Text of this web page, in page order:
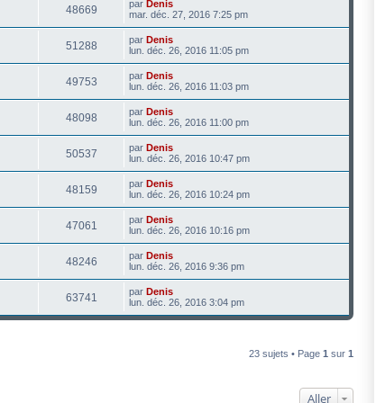
48669 par Denis
mar. déc. 27, 2016 7:25 pm
51288 par Denis
lun. déc. 26, 2016 11:05 pm
49753 par Denis
lun. déc. 26, 2016 11:03 pm
48098 par Denis
lun. déc. 26, 2016 11:00 pm
50537 par Denis
lun. déc. 26, 2016 10:47 pm
48159 par Denis
lun. déc. 26, 2016 10:24 pm
47061 par Denis
lun. déc. 26, 2016 10:16 pm
48246 par Denis
lun. déc. 26, 2016 9:36 pm
63741 par Denis
lun. déc. 26, 2016 3:04 pm
23 sujets • Page 1 sur 1
Aller